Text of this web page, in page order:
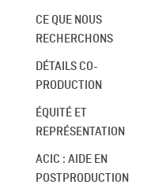
CE QUE NOUS
RECHERCHONS
DÉTAILS CO-
PRODUCTION
ÉQUITÉ ET
REPRÉSENTATION
ACIC : AIDE EN
POSTPRODUCTION